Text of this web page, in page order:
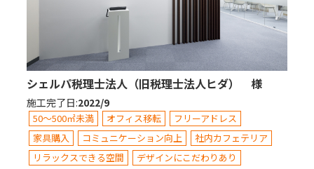
シェルパ税理士法人（旧税理士法人ヒダ） 様
施工完了日:2022/9
50～500㎡未満 オフィス移転
フリーアドレス
家具購入
コミュニケーション向上
社内カフェテリア
リラックスできる空間
デザインにこだわりあり